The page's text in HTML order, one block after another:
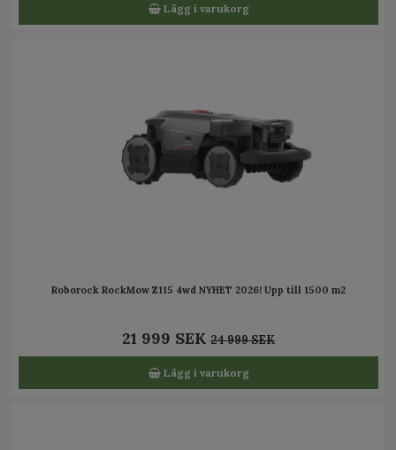
Lägg i varukorg
Roborock RockMow Z115 4wd NYHET 2026! Upp till 1500 m2
21 999 SEK 24 999 SEK
Lägg i varukorg